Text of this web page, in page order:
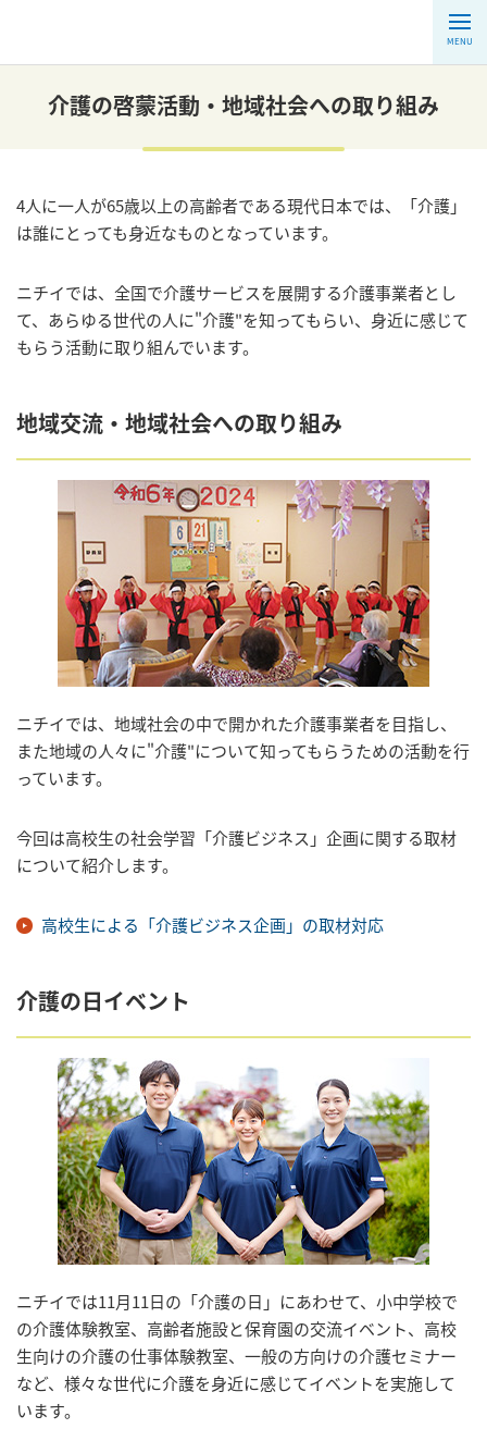
MENU
介護の啓蒙活動・地域社会への取り組み
4人に一人が65歳以上の高齢者である現代日本では、「介護」
は誰にとっても身近なものとなっています。
ニチイでは、全国で介護サービスを展開する介護事業者とし
て、あらゆる世代の人に"介護"を知ってもらい、身近に感じて
もらう活動に取り組んでいます。
地域交流・地域社会への取り組み
ニチイでは、地域社会の中で開かれた介護事業者を目指し、
また地域の人々に"介護"について知ってもらうための活動を行
っています。
今回は高校生の社会学習「介護ビジネス」企画に関する取材
について紹介します。
高校生による「介護ビジネス企画」の取材対応
介護の日イベント
ニチイでは11月11日の「介護の日」にあわせて、小中学校で
の介護体験教室、高齢者施設と保育園の交流イベント、高校
生向けの介護の仕事体験教室、一般の方向けの介護セミナー
など、様々な世代に介護を身近に感じてイベントを実施して
います。